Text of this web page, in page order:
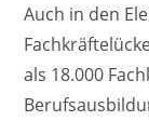
Auch in den
als 18.000